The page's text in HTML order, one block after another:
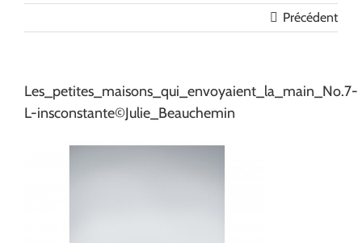
Précédent
Les_petites_maisons_qui_envoyaient_la_main_No.7-
L-insconstante©Julie_Beauchemin